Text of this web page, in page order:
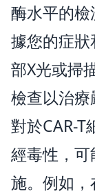
酶水平的
據您的症
部X光或掃
檢查以治療
對於CAR-
經毒性，
施。例如